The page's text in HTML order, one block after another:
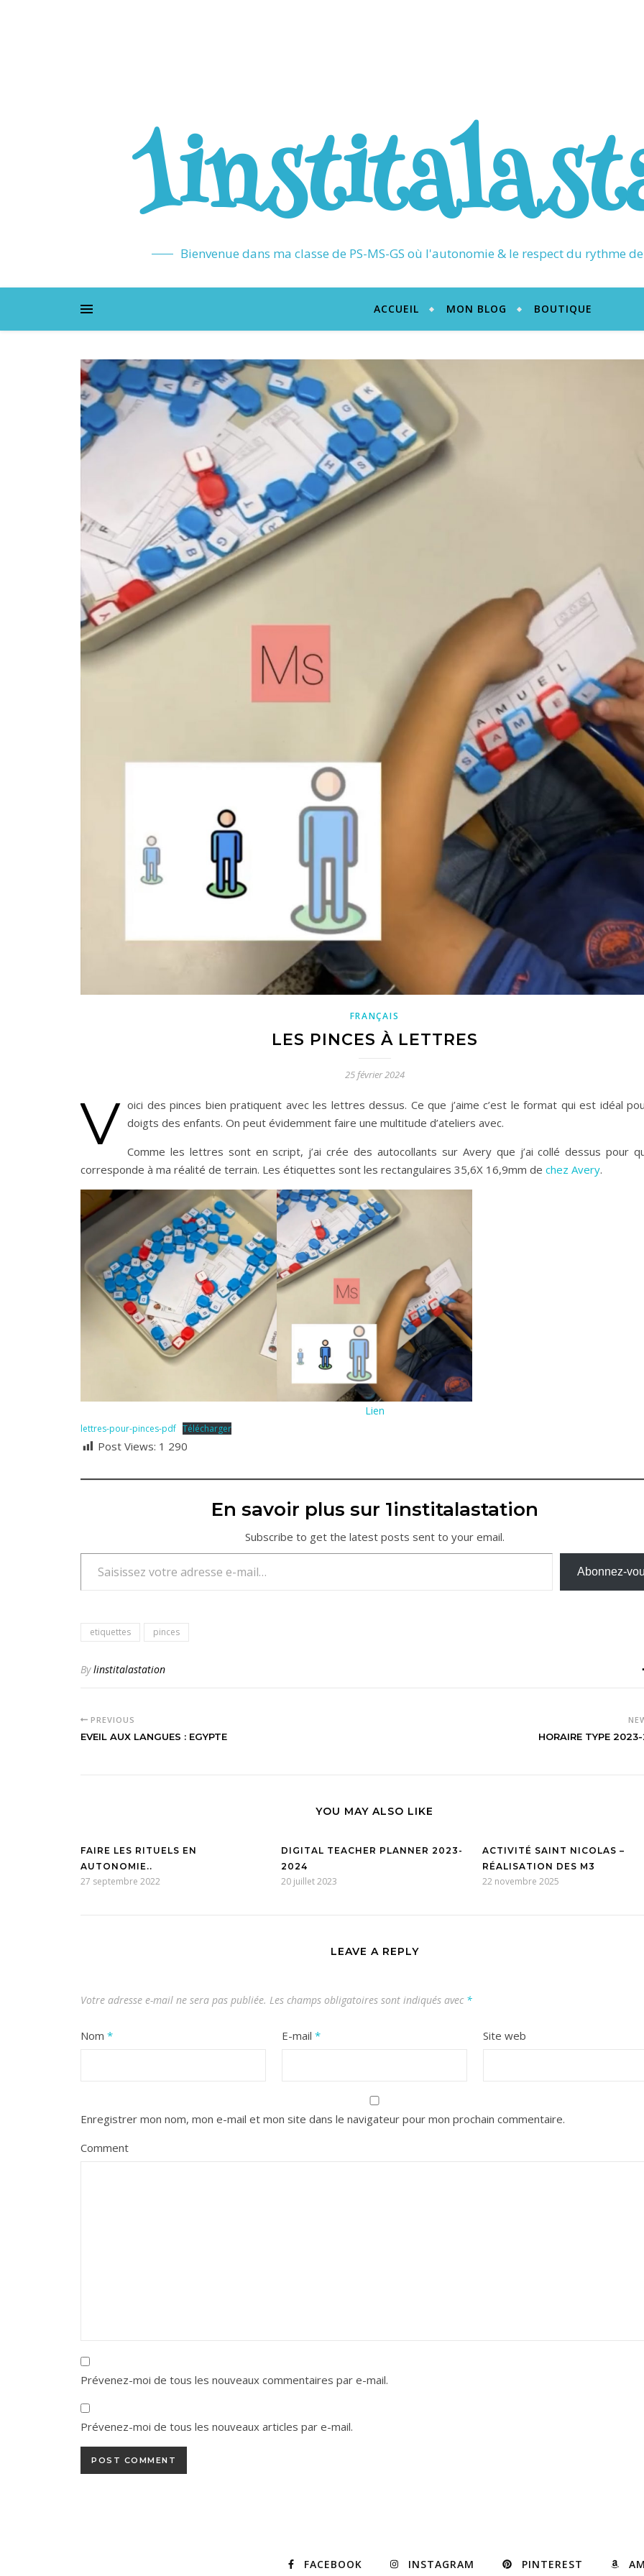
Bienvenue dans ma classe de PS-MS-GS où l'autonomie & le respect du rythme
ACCUEIL MON BLOG BOUTIQUE
FRANÇAIS
LES PINCES À LETTRES
25 février 2024
V oici des pinces bien pratiquent avec les lettres dessus. Ce que j’aime c’est le format qui est idéal
doigts des enfants. On peut évidemment faire une multitude d’ateliers avec.
Comme les lettres sont en script, j’ai crée des autocollants sur Avery que j’ai collé dessus pour
corresponde à ma réalité de terrain. Les étiquettes sont les rectangulaires 35,6X 16,9mm de chez Avery.
Lien
lettres-pour-pinces-pdf Télécharger
Post Views: 1 290
En savoir plus sur 1institalastation
Subscribe to get the latest posts sent to your email.
Saisissez votre adresse e-mail…
Abonnez-
etiquettes pinces
Bylinstitalastation
PREVIOUS
EVEIL AUX LANGUES : EGYPTE HORAIRE TYPE
YOU MAY ALSO LIKE
FAIRE LES RITUELS EN
AUTONOMIE..
27 septembre 2022
DIGITAL TEACHER PLANNER 2023-
2024
20 juillet 2023
ACTIVITÉ SAINT NICOLAS –
RÉALISATION DES M3
22 novembre 2025
LEAVE A REPLY
Votre adresse e-mail ne sera pas publiée. Les champs obligatoires sont indiqués avec *
Nom * E-mail * Site web
Enregistrer mon nom, mon e-mail et mon site dans le navigateur pour mon prochain commentaire.
Comment
Prévenez-moi de tous les nouveaux commentaires par e-mail.
Prévenez-moi de tous les nouveaux articles par e-mail.
FACEBOOK INSTAGRAM PINTEREST